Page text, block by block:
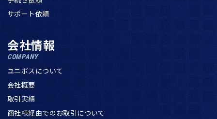
サポート依頼
会社情報
COMPANY
ユニポスについて
会社概要
取引実績
商社様経由でのお取引について